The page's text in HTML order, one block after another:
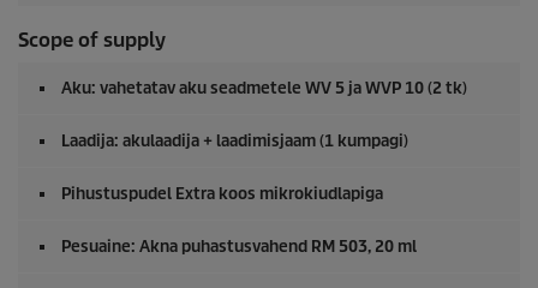
Scope of supply
Aku: vahetatav aku seadmetele WV 5 ja WVP 10 (2 tk)
Laadija: akulaadija + laadimisjaam (1 kumpagi)
Pihustuspudel Extra koos mikrokiudlapiga
Pesuaine: Akna puhastusvahend RM 503, 20 ml